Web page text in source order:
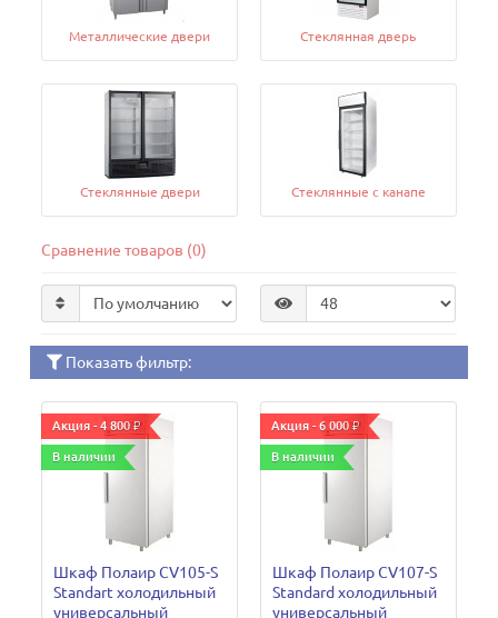
Металлические двери Стеклянная дверь
Стеклянные двери Стеклянные с канапе
Сравнение товаров (0)
Показать фильтр:
Акция - 4 800 ₽
В наличии
Шкаф Полаир CV105-S
Standart холодильный
универсальный
Акция - 6 000 ₽
В наличии
Шкаф Полаир CV107-S
Standard холодильный
универсальный